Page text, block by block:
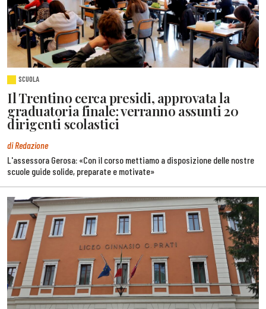
SCUOLA
Il Trentino cerca presidi, approvata la
graduatoria finale: verranno assunti 20
dirigenti scolastici
di Redazione
L'assessora Gerosa: «Con il corso mettiamo a disposizione delle nostre
scuole guide solide, preparate e motivate»